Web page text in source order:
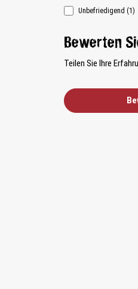
Unbefriedigend (1)
Bewerten
Teilen Sie Ihre